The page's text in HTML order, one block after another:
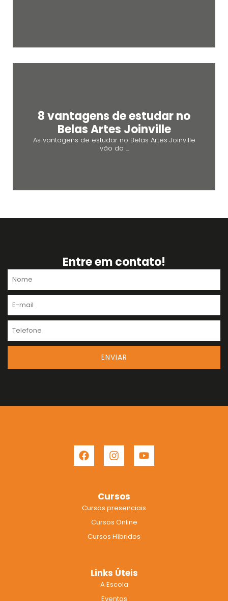
8 vantagens de estudar no
Belas Artes Joinville
As vantagens de estudar no Belas Artes Joinville
vão da ...
Entre em contato!
Nome
E-
Telefone
ENVIAR
F
a
c
o
I
n
s
g
r
a
m
Y
o
u
e
Cursos
Cursos presenciais
Cursos Online
Cursos Híbridos
Links Úteis
A Escola
Eventos